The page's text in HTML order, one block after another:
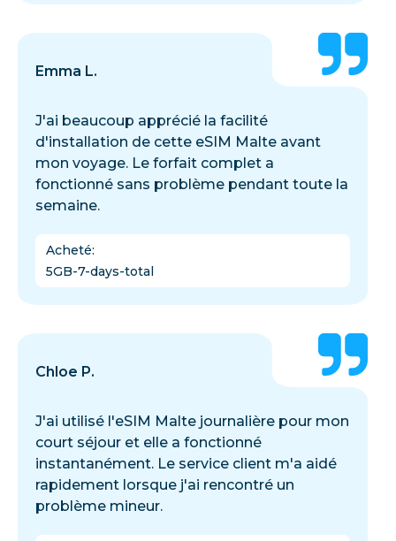
Emma L.
J'ai beaucoup apprécié la facilité
d'installation de cette eSIM Malte avant
mon voyage. Le forfait complet a
fonctionné sans problème pendant toute la
semaine.
Acheté:
5GB-7-days-total
Chloe P.
J'ai utilisé l'eSIM Malte journalière pour mon
court séjour et elle a fonctionné
instantanément. Le service client m'a aidé
rapidement lorsque j'ai rencontré un
problème mineur.